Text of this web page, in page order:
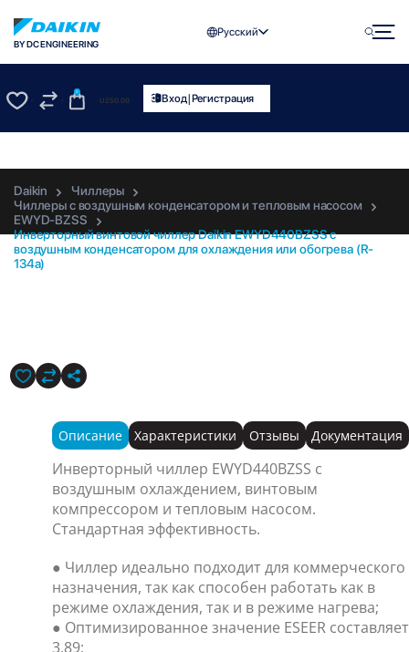
BY DC ENGINEERING
Русский
0
UZS0.00 Вход|Регистрация
Daikin
Чиллеры
Чиллеры с воздушным конденсатором и тепловым насосом
EWYD-BZSS
Инверторный винтовой чиллер Daikin EWYD440BZSS с
воздушным конденсатором для охлаждения или обогрева (R-
134a)
Описание Характеристики Отзывы Документация
Инверторный чиллер EWYD440BZSS с
воздушным охлаждением, винтовым
компрессором и тепловым насосом.
Стандартная эффективность.
● Чиллер идеально подходит для коммерческого
назначения, так как способен работать как в
режиме охлаждения, так и в режиме нагрева;
● Оптимизированное значение ESEER составляет
3,89;